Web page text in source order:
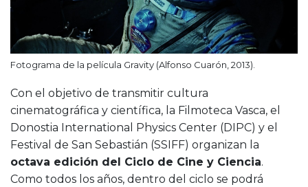
Fotograma de la película Gravity (Alfonso Cuarón, 2013).
Con el objetivo de transmitir cultura
cinematográfica y científica, la Filmoteca Vasca, el
Donostia International Physics Center (DIPC) y el
Festival de San Sebastián (SSIFF) organizan la
octava edición del Ciclo de Cine y Ciencia.
Como todos los años, dentro del ciclo se podrá